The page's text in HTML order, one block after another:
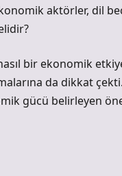
aktörler, dil
bir ekonomik
da dikkat
gücü belirleyen